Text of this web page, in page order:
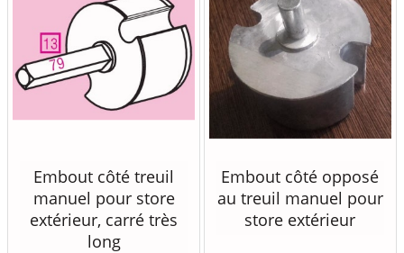
Embout côté treuil
manuel pour store
extérieur, carré très
long
Embout côté opposé
au treuil manuel pour
store extérieur